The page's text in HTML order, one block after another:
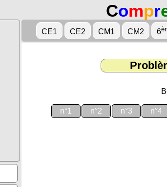
Compr
CE1 CE2 CM1 CM2 6
n°1 n°2 n°3 n°4